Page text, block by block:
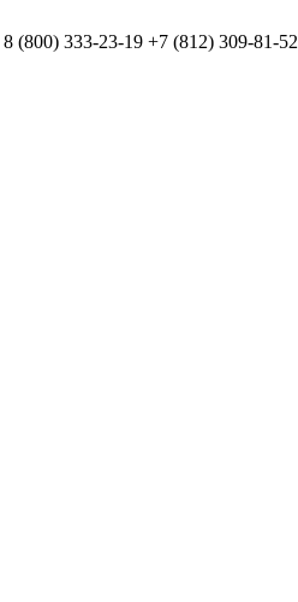
8 (800) 333-23-19 +7 (812) 309-81-52